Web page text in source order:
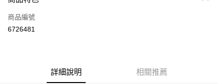
信用卡一次付款
超商取貨付款
商品編號
6726481
詳細說明 相關推薦